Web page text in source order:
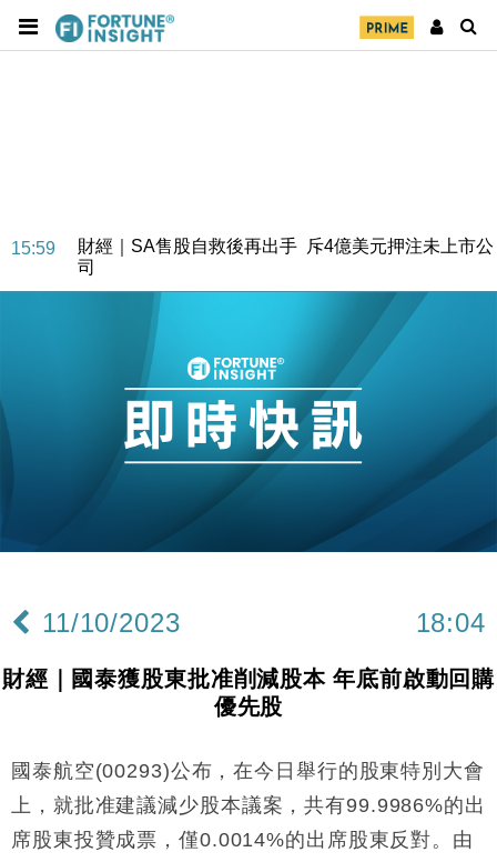
15:59
財經｜SA售股自救後再出手 斥4億美元押注未上市公
司
財經｜精星香港夥菜鳥拓全球智慧倉儲市場 加快海外
地產｜大酒店中期轉賺2300萬元 斥21億翻新香港及
國際｜特朗普赴洛杉磯高球場活動前 男子攜槍彈被捕
12:30
財經｜香港7月PMI回落至51 企業擴張放慢兼縮減人
財經｜黑石傳再籌逾360億美元 支援Anthropic租用
18:15
本地｜新世界K11 9月升級會員制度 增鉑金卡級別鎖
17:40
財經｜本港6月零售額連升14個月 珠寶鐘錶銷售升勢
50%
15:59
財經｜SA售股自救後再出手 斥4億美元押注未上市公
11/10/2023 18:04
財經｜國泰獲股東批准削減股本 年底前啟動回購
優先股
國泰航空(00293)公布，在今日舉行的股東特別大會
上，就批准建議減少股本議案，共有99.9986%的出
席股東投贊成票，僅0.0014%的出席股東反對。由